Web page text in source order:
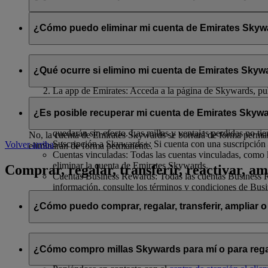
Se compartirán con flydubai su nombre y su dirección de
política de privacidad de flydubai.
¿Cómo puedo eliminar mi cuenta de Emirates
Puede eliminar su cuenta de Emirates Skywards o cancelar
La app de Emirates: Acceda a la página de Skywards,
¿Qué ocurre si elimino mi cuenta de Emirates
Si decide eliminar su cuenta de Emirates Skywards o
Millas Skywards y recompensas no utilizadas: Todas
quedarán sin efecto. Las millas y ventajas perdidas no
Suscripción a Skywards+: Si cuenta con una
Cuentas vinculadas: Todas las cuentas vinculadas,
eliminar la cuenta de Emirates Skywards.
Cuentas Business Rewards: Todas las cuentas
información, consulte los términos y condiciones de
¿Es posible recuperar mi cuenta de Emirates
No, la cuenta de Emirates Skywards se borrará de forma
eliminarán de forma permanente.
Volver arriba
Comprar, regalar, transferir, reactivar,
¿Cómo puedo comprar, regalar, transferir, ampliar
Si desea comprar, regalar y transferir millas Skywards, puede
¿Cómo compro millas Skywards para mí o para